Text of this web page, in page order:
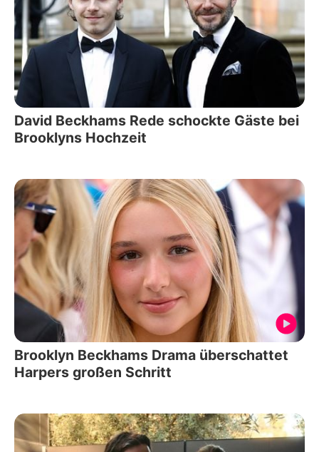
David Beckhams Rede schockte Gäste bei
Brooklyns Hochzeit
Brooklyn Beckhams Drama überschattet
Harpers großen Schritt